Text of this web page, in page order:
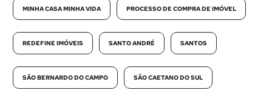
MINHA CASA MINHA VIDA PROCESSO DE COMPRA DE IMÓVEL
REDEFINE IMÓVEIS SANTO ANDRÉ SANTOS
SÃO BERNARDO DO CAMPO SÃO CAETANO DO SUL